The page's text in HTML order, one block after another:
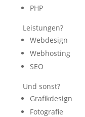
PHP
Leistungen?
Webdesign
Webhosting
SEO
Und sonst?
Grafikdesign
Fotografie